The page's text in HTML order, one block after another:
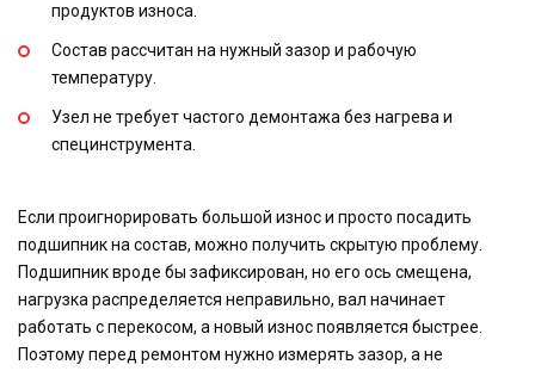
продуктов износа.
Состав рассчитан на нужный зазор и рабочую
температуру.
Узел не требует частого демонтажа без нагрева и
специнструмента.
Если проигнорировать большой износ и просто посадить
подшипник на состав, можно получить скрытую проблему.
Подшипник вроде бы зафиксирован, но его ось смещена,
нагрузка распределяется неправильно, вал начинает
работать с перекосом, а новый износ появляется быстрее.
Поэтому перед ремонтом нужно измерять зазор, а не